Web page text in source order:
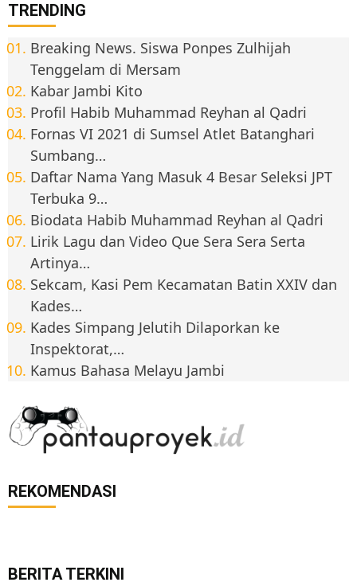
TRENDING
Breaking News. Siswa Ponpes Zulhijah
Tenggelam di Mersam
Kabar Jambi Kito
Profil Habib Muhammad Reyhan al Qadri
Fornas VI 2021 di Sumsel Atlet Batanghari
Sumbang…
Daftar Nama Yang Masuk 4 Besar Seleksi JPT
Terbuka 9…
Biodata Habib Muhammad Reyhan al Qadri
Lirik Lagu dan Video Que Sera Sera Serta
Artinya…
Sekcam, Kasi Pem Kecamatan Batin XXIV dan
Kades…
Kades Simpang Jelutih Dilaporkan ke
Inspektorat,…
Kamus Bahasa Melayu Jambi
REKOMENDASI
BERITA TERKINI